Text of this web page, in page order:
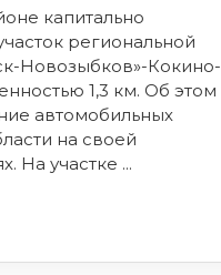
капитально
региональной
Новозыбков»-Кокино-
1,3 км. Об этом
автомобильных
на своей
На участке ...